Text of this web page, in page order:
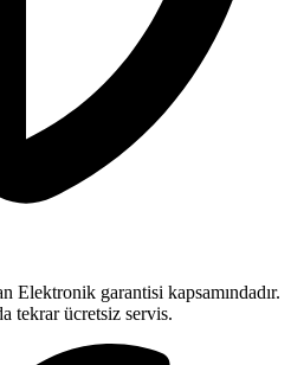
Elektronik garantisi kapsamındadır.
tekrar ücretsiz servis.